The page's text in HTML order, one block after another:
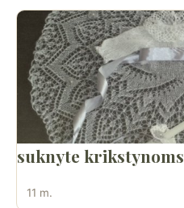
suknyte krikstynoms
11 m.